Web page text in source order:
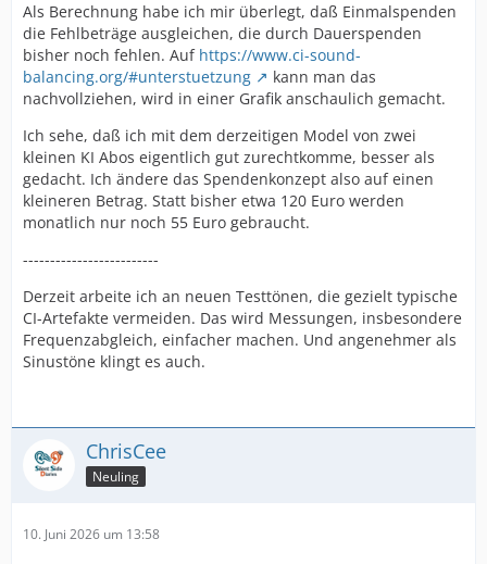
Als Berechnung habe ich mir überlegt, daß Einmalspenden
die Fehlbeträge ausgleichen, die durch Dauerspenden
bisher noch fehlen. Auf https://www.ci-sound-
balancing.org/#unterstuetzung
kann man das
nachvollziehen, wird in einer Grafik anschaulich gemacht.
Ich sehe, daß ich mit dem derzeitigen Model von zwei
kleinen KI Abos eigentlich gut zurechtkomme, besser als
gedacht. Ich ändere das Spendenkonzept also auf einen
kleineren Betrag. Statt bisher etwa 120 Euro werden
monatlich nur noch 55 Euro gebraucht.
-------------------------
Derzeit arbeite ich an neuen Testtönen, die gezielt typische
CI-Artefakte vermeiden. Das wird Messungen, insbesondere
Frequenzabgleich, einfacher machen. Und angenehmer als
Sinustöne klingt es auch.
ChrisCee
Neuling
10. Juni 2026 um 13:58